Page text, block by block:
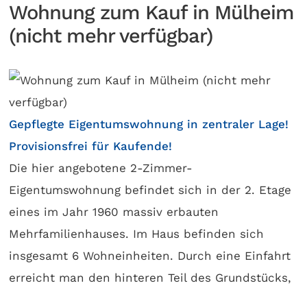
Wohnung zum Kauf in Mülheim
(nicht mehr verfügbar)
Gepflegte Eigentumswohnung in zentraler Lage!
Provisionsfrei für Kaufende!
Die hier angebotene 2-Zimmer-
Eigentumswohnung befindet sich in der 2. Etage
eines im Jahr 1960 massiv erbauten
Mehrfamilienhauses. Im Haus befinden sich
insgesamt 6 Wohneinheiten. Durch eine Einfahrt
erreicht man den hinteren Teil des Grundstücks,